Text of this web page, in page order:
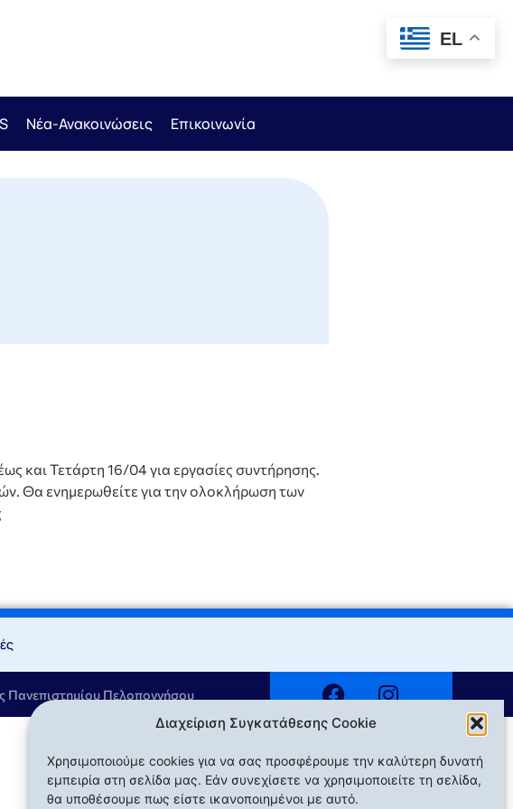
Διαχείριση Συγκατάθεσης Cookie
Χρησιμοποιούμε cookies για να σας προσφέρουμε την καλύτερη δυνατή
εμπειρία στη σελίδα μας. Εάν συνεχίσετε να χρησιμοποιείτε τη σελίδα,
θα υποθέσουμε πως είστε ικανοποιημένοι με αυτό.
Νέα-Ανακοινώσεις Επικοινωνία
και Τετάρτη 16/04 για εργασίες συντήρησης.
Θα ενημερωθείτε για την ολοκλήρωση των
Πελοποννήσου
EL